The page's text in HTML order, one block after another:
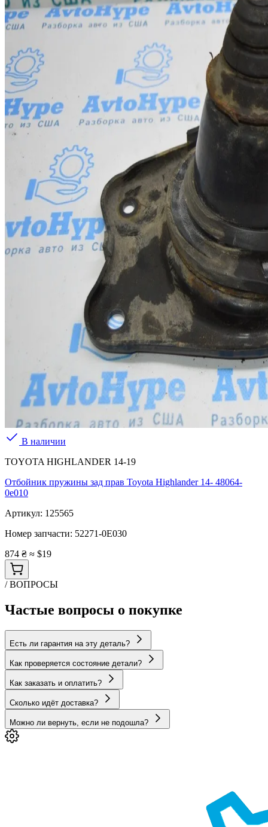
В наличии
TOYOTA HIGHLANDER 14-19
Отбойник пружины зад прав Toyota Highlander 14- 48064-
0e010
Артикул: 125565
Номер запчасти: 52271-0E030
874 ₴ ≈ $19
/ ВОПРОСЫ
Частые вопросы о покупке
Есть ли гарантия на эту деталь?
Как проверяется состояние детали?
Как заказать и оплатить?
Сколько идёт доставка?
Можно ли вернуть, если не подошла?